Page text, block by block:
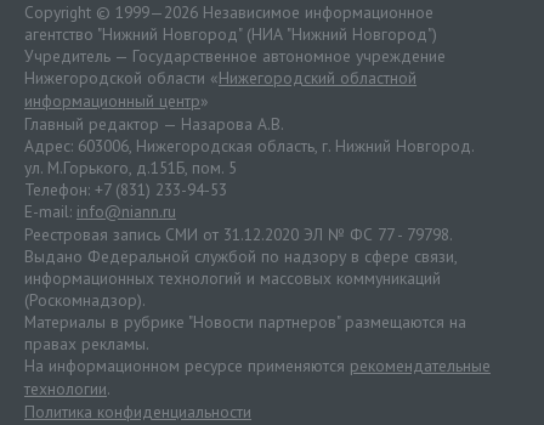
Copyright © 1999—2026 Независимое информационное
агентство "Нижний Новгород" (НИА "Нижний Новгород")
Учредитель — Государственное автономное учреждение
Нижегородской области «Нижегородский областной
информационный центр»
Главный редактор — Назарова А.В.
Адрес: 603006, Нижегородская область, г. Нижний Новгород.
ул. М.Горького, д.151Б, пом. 5
Телефон: +7 (831) 233-94-53
E-mail: info@niann.ru
Реестровая запись СМИ от 31.12.2020 ЭЛ № ФС 77 - 79798.
Выдано Федеральной службой по надзору в сфере связи,
информационных технологий и массовых коммуникаций
(Роскомнадзор).
Материалы в рубрике "Новости партнеров" размещаются на
правах рекламы.
На информационном ресурсе применяются рекомендательные
технологии.
Политика конфиденциальности